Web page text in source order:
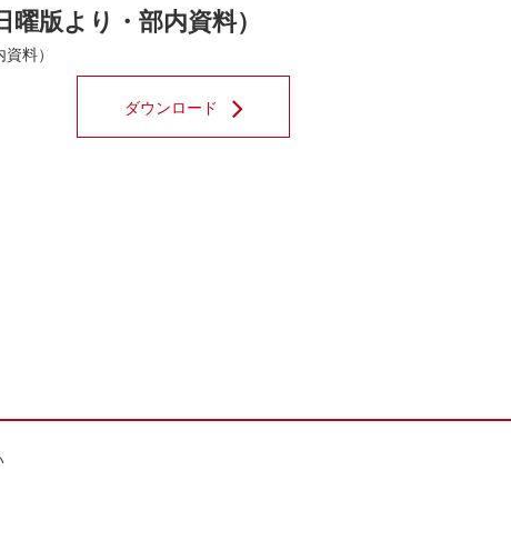
版より・部内資料）
料）
ダウンロード